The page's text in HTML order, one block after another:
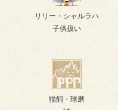
リリー・シャルラハ
子供扱い
猫飼・球磨